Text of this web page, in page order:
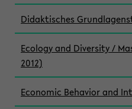
Didaktisches
Ecology and Diversity /
2012)
Economic Behavior and